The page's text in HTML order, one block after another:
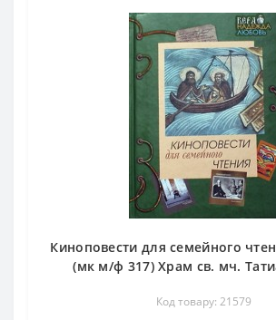
Киноповести для семейного
(мк м/ф 317) Храм св. мч.
Код товару: 21579